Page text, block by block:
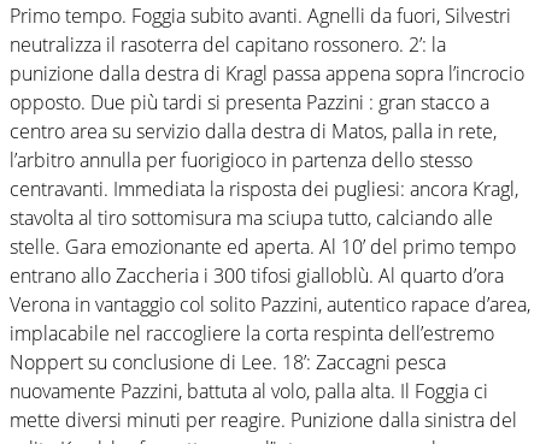
Primo tempo. Foggia subito avanti. Agnelli da fuori, Silvestri
neutralizza il rasoterra del capitano rossonero. 2’: la
punizione dalla destra di Kragl passa appena sopra l’incrocio
opposto. Due più tardi si presenta Pazzini : gran stacco a
centro area su servizio dalla destra di Matos, palla in rete,
l’arbitro annulla per fuorigioco in partenza dello stesso
centravanti. Immediata la risposta dei pugliesi: ancora Kragl,
stavolta al tiro sottomisura ma sciupa tutto, calciando alle
stelle. Gara emozionante ed aperta. Al 10’ del primo tempo
entrano allo Zaccheria i 300 tifosi gialloblù. Al quarto d’ora
Verona in vantaggio col solito Pazzini, autentico rapace d’area,
implacabile nel raccogliere la corta respinta dell’estremo
Noppert su conclusione di Lee. 18’: Zaccagni pesca
nuovamente Pazzini, battuta al volo, palla alta. Il Foggia ci
mette diversi minuti per reagire. Punizione dalla sinistra del